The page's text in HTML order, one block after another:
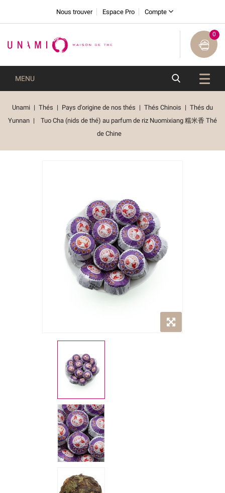
Nous trouver Espace Pro Compte
0
MENU
Unami Thés Pays d'origine de nos thés Thés Chinois
Thés du
Yunnan
Tuo Cha (nids de thé) au parfum de riz Nuomixiang 糯米香 Thé
de Chine